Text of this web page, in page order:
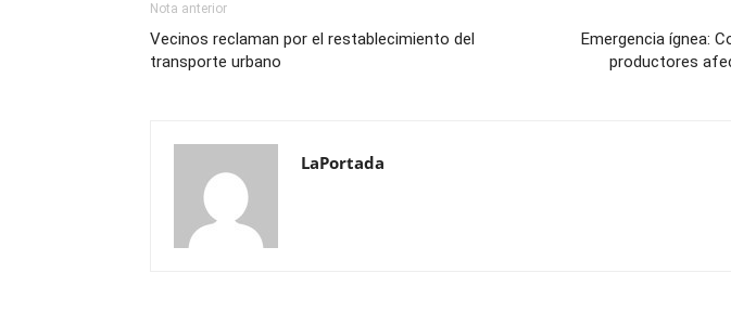
Nota anterior
Vecinos reclaman por el restablecimiento del
transporte urbano
Emergencia ígnea:
productores
LaPortada